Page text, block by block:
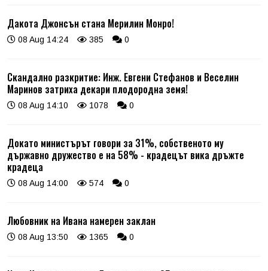
Дакота Джонсън стана Мерилин Монро!
08 Aug 14:24 385 0
Скандално разкритие: Инж. Евгени Стефанов и Веселин
Маринов затриха декари плодородна земя!
08 Aug 14:10 1078 0
Докато министърът говори за 31%, собственото му
държавно дружество е на 58% - крадецът вика дръжте
крадеца
08 Aug 14:00 574 0
Любовник на Ивана намерен заклан
08 Aug 13:50 1365 0